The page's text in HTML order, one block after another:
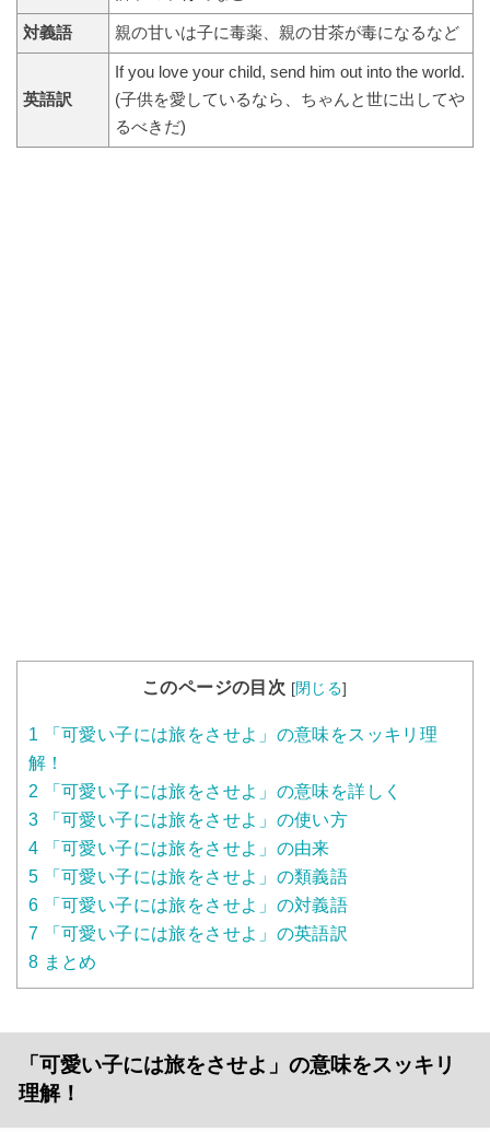
対義語 親の甘いは子に毒薬、親の甘茶が毒になるなど
英語訳
If you love your child, send him out into the world.
(子供を愛しているなら、ちゃんと世に出してや
るべきだ)
このページの目次 [閉じる]
1 「可愛い子には旅をさせよ」の意味をスッキリ理
解！
2 「可愛い子には旅をさせよ」の意味を詳しく
3 「可愛い子には旅をさせよ」の使い方
4 「可愛い子には旅をさせよ」の由来
5 「可愛い子には旅をさせよ」の類義語
6 「可愛い子には旅をさせよ」の対義語
7 「可愛い子には旅をさせよ」の英語訳
8 まとめ
「可愛い子には旅をさせよ」の意味をスッキリ
理解！